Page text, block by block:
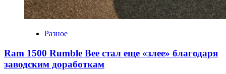
Разное
Ram 1500 Rumble Bee стал еще «злее» благодаря
заводским доработкам